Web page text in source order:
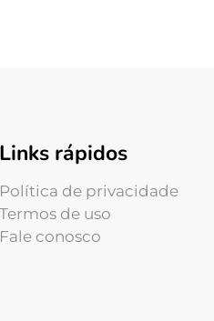
Links rápidos
Política de privacidade
Termos de uso
Fale conosco